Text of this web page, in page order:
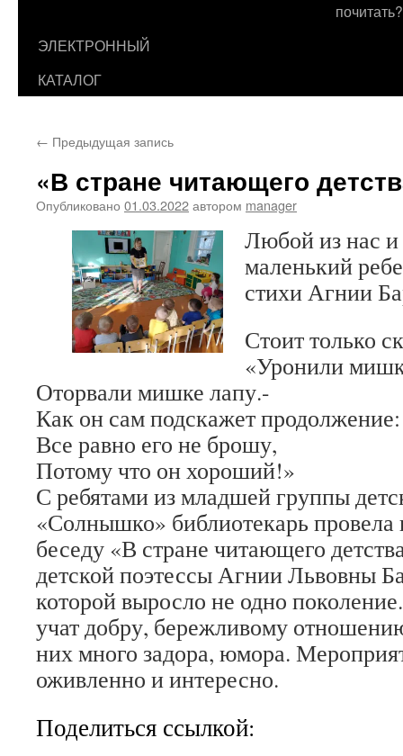
содержимому
почитать?
ЭЛЕКТРОННЫЙ
КАТАЛОГ
← Предыдущая запись
«В стране читающего
Опубликовано 01.03.2022автором manager
Любой из нас
маленький
стихи Агнии
Стоит только
«Уронили
Оторвали мишке лапу.-
Как он сам подскажет продолжение:
Все равно его не брошу,
Потому что он хороший!»
С ребятами из младшей группы
«Солнышко» библиотекарь провела
беседу «В стране читающего
детской поэтессы Агнии Львовны
которой выросло не одно
учат добру, бережливому
них много задора, юмора.
оживленно и интересно.
Поделиться ссылкой: